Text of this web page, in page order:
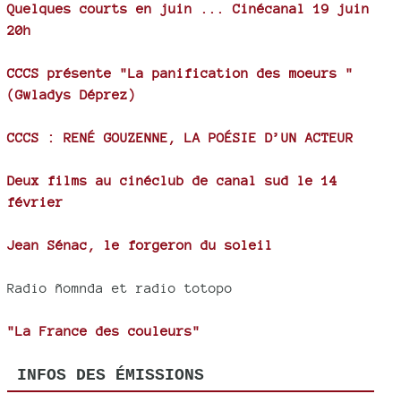
Quelques courts en juin ... Cinécanal 19 juin
20h
CCCS présente "La panification des moeurs "
(Gwladys Déprez)
CCCS : RENÉ GOUZENNE, LA POÉSIE D’UN ACTEUR
Deux films au cinéclub de canal sud le 14
février
Jean Sénac, le forgeron du soleil
Radio ñomnda et radio totopo
"La France des couleurs"
INFOS DES ÉMISSIONS